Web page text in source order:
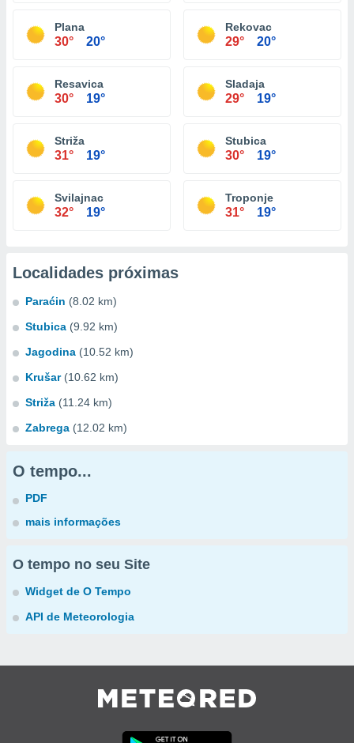
Plana
30° 20°
Rekovac
29° 20°
Resavica
30° 19°
Sladaja
29° 19°
Striža
31° 19°
Stubica
30° 19°
Svilajnac
32° 19°
Troponje
31° 19°
Localidades próximas
Paraćin (8.02 km)
Stubica (9.92 km)
Jagodina (10.52 km)
Krušar (10.62 km)
Striža (11.24 km)
Zabrega (12.02 km)
O tempo...
PDF
mais informações
O tempo no seu Site
Widget de O Tempo
API de Meteorologia